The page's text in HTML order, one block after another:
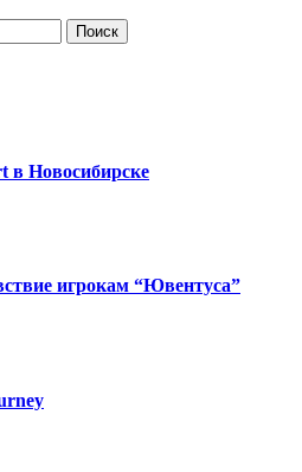
в Новосибирске
игрокам “Ювентуса”